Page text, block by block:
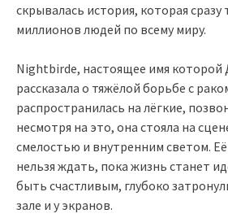
скрывалась история, которая сразу
миллионов людей по всему миру.
Nightbirde, настоящее имя которой
рассказала о тяжёлой борьбе с
распространилась на лёгкие,
несмотря на это, она стояла на
смелостью и внутренним светом.
нельзя ждать, пока жизнь станет
быть счастливым, глубоко
зале и у экранов.